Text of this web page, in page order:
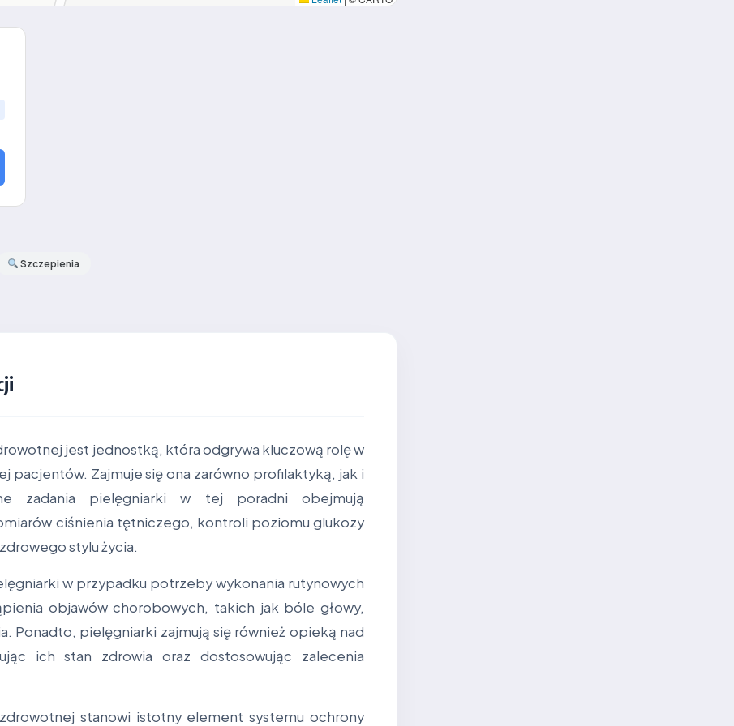
Szczepienia
jest jednostką, która odgrywa kluczową rolę w
Zajmuje się ona zarówno profilaktyką, jak i
zadania pielęgniarki w tej poradni obejmują
ciśnienia tętniczego, kontroli poziomu glukozy
stylu życia.
w przypadku potrzeby wykonania rutynowych
objawów chorobowych, takich jak bóle głowy,
Ponadto, pielęgniarki zajmują się również opieką nad
ich stan zdrowia oraz dostosowując zalecenia
stanowi istotny element systemu ochrony